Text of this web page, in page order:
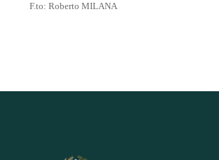
F.to: Roberto MILANA